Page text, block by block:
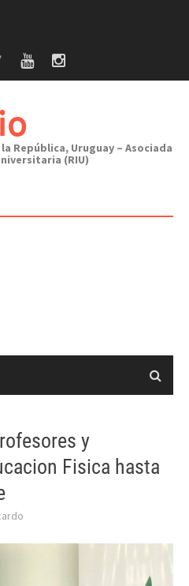
República, Uruguay – Asociada
(RIU)
y
Fisica hasta